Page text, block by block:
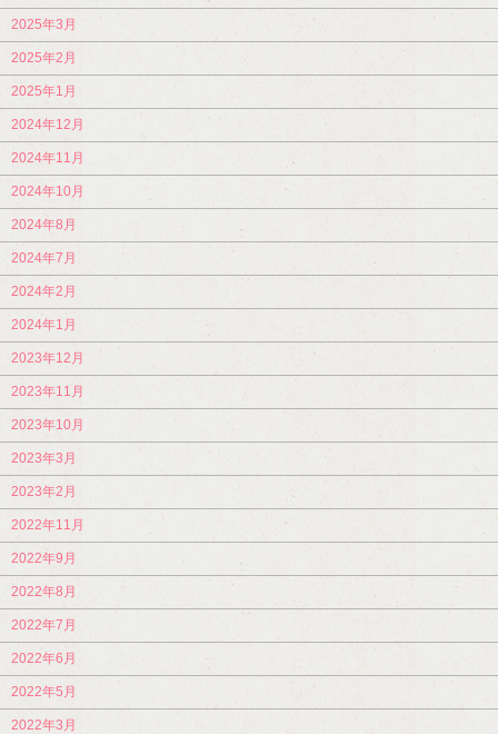
2025年3月
2025年2月
2025年1月
2024年12月
2024年11月
2024年10月
2024年8月
2024年7月
2024年2月
2024年1月
2023年12月
2023年11月
2023年10月
2023年3月
2023年2月
2022年11月
2022年9月
2022年8月
2022年7月
2022年6月
2022年5月
2022年3月